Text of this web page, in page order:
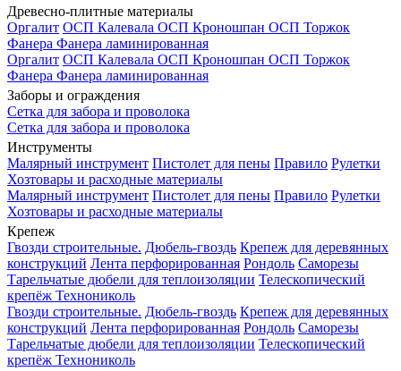
Древесно-плитные материалы
Оргалит ОСП Калевала ОСП Кроношпан ОСП Торжок
Фанера Фанера ламинированная
Оргалит ОСП Калевала ОСП Кроношпан ОСП Торжок
Фанера Фанера ламинированная
Заборы и ограждения
Сетка для забора и проволока
Сетка для забора и проволока
Инструменты
Малярный инструмент Пистолет для пены Правило Рулетки
Хозтовары и расходные материалы
Малярный инструмент Пистолет для пены Правило Рулетки
Хозтовары и расходные материалы
Крепеж
Гвозди строительные. Дюбель-гвоздь Крепеж для деревянных
конструкций Лента перфорированная Рондоль Саморезы
Тарельчатые дюбели для теплоизоляции Телескопический
крепёж Технониколь
Гвозди строительные. Дюбель-гвоздь Крепеж для деревянных
конструкций Лента перфорированная Рондоль Саморезы
Тарельчатые дюбели для теплоизоляции Телескопический
крепёж Технониколь